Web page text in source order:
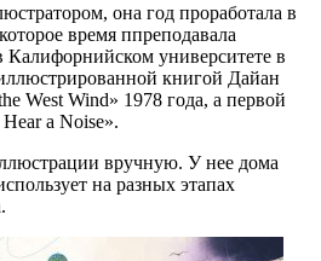
она год проработала в
время ппреподавала
университете в
книгой Дайан
West Wind» 1978 года, а первой
a Noise».
вручную. У нее дома
на разных этапах